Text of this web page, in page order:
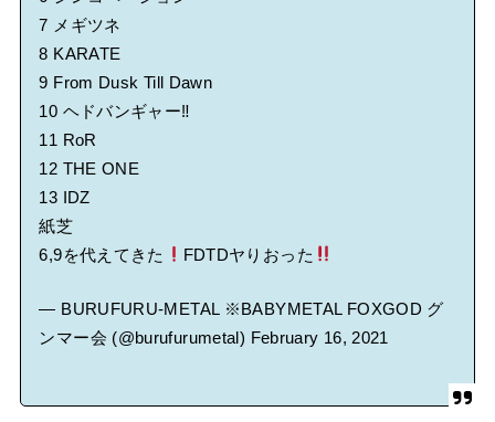
7 メギツネ
8 KARATE
9 From Dusk Till Dawn
10 ヘドバンギャー‼︎
11 RoR
12 THE ONE
13 IDZ
紙芝
6,9を代えてきた
FDTDヤりおった
— BURUFURU-METAL ※BABYMETAL FOXGOD グ
ンマー会 (@burufurumetal) February 16, 2021